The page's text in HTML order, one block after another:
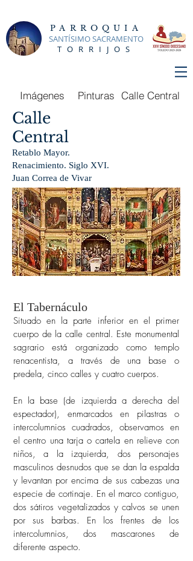
PARROQUIA
SANTÍSIMO SACRAMENTO
TORRIJOS
Imágenes Pinturas Calle Central
Calle
Central
Retablo Mayor.
Renacimiento. Siglo XVI.
Juan Correa de Vivar
El Tabernáculo
Situado en la parte inferior en el primer
cuerpo de la calle central. Este monumental
sagrario está organizado como templo
renacentista, a través de una base o
predela, cinco calles y cuatro cuerpos.
En la base (de izquierda a derecha del
espectador), enmarcados en pilastras o
intercolumnios cuadrados, observamos en
el centro una tarja o cartela en relieve con
niños, a la izquierda, dos personajes
masculinos desnudos que se dan la espalda
y levantan por encima de sus cabezas una
especie de cortinaje. En el marco contiguo,
dos sátiros vegetalizados y calvos se unen
por sus barbas. En los frentes de los
intercolumnios, dos mascarones de
diferente aspecto.